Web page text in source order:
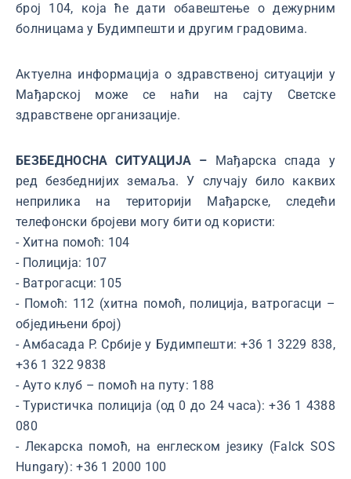
број 104, која ће дати обавештење о дежурним
болницама у Будимпешти и другим градовима.
Актуелна информација о здравственој ситуацији у
Мађарској може се наћи на сајту Светске
здравствене организације.
БЕЗБЕДНОСНА СИТУАЦИЈА – Мађарска спада у
ред безбеднијих земаља. У случају било каквих
неприлика на територији Мађарске, следећи
телефонски бројеви могу бити од користи:
- Хитна помоћ: 104
- Полиција: 107
- Ватрогасци: 105
- Помоћ: 112 (хитна помоћ, полиција, ватрогасци –
обједињени број)
- Амбасада Р. Србије у Будимпешти: +36 1 3229 838,
+36 1 322 9838
- Ауто клуб – помоћ на путу: 188
- Туристичка полиција (од 0 до 24 часа): +36 1 4388
080
- Лекарска помоћ, на енглеском језику (Falck SOS
Hungary): +36 1 2000 100